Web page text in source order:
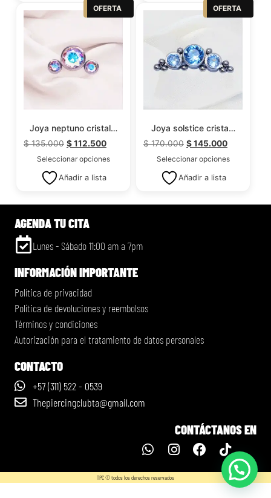
OFERTA
Joya neptuno cristal…
$135.000 $112.500
Seleccionar opciones
Añadir a lista
OFERTA
Joya solstice crista…
$170.000 $145.000
Seleccionar opciones
Añadir a lista
AGENDA TU CITA
Lunes - Sábado 11:00 am a 7pm
INFORMACIÓN IMPORTANTE
Política de privacidad
Política de devoluciones y reembolsos
Términos y condiciones
Autorización para el tratamiento de datos personales
CONTACTO
+57 (311) 522 - 0539
Thepiercingclubta@gmail.com
CONTÁCTANOS EN
TPC © todos los derechos reservados